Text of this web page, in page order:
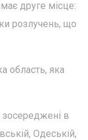
друге місце:
розлучень, що
область, яка
зосереджені в
Одеській,